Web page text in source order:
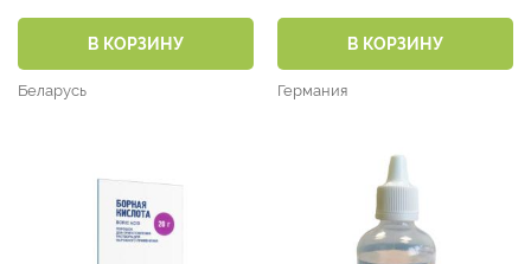
В КОРЗИНУ
Беларусь
В КОРЗИНУ
Германия